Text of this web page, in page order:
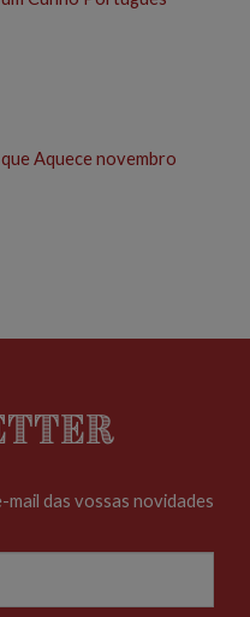
Aquece novembro
das vossas novidades